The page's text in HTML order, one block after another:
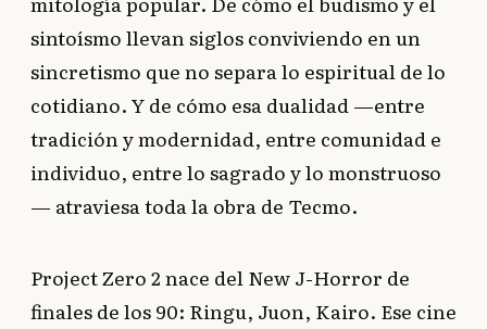
sintoísmo llevan siglos conviviendo en un
sincretismo que no separa lo espiritual de lo
cotidiano. Y de cómo esa dualidad —entre
tradición y modernidad, entre comunidad e
individuo, entre lo sagrado y lo monstruoso
— atraviesa toda la obra de Tecmo.
Project Zero 2 nace del New J-Horror de
finales de los 90: Ringu, Juon, Kairo. Ese cine